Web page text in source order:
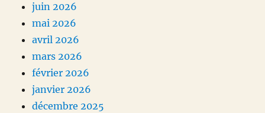
juin 2026
mai 2026
avril 2026
mars 2026
février 2026
janvier 2026
décembre 2025